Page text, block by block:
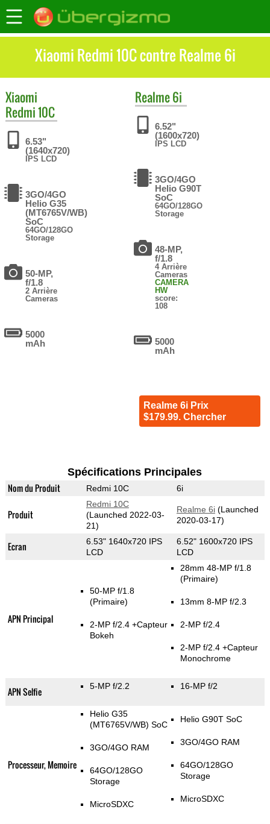
Xiaomi Redmi 10C contre Realme 6i
Xiaomi
Redmi 10C
6.53"
(1640x720)
IPS LCD
3GO/4GO
Helio G35
(MT6765V/WB)
SoC
64GO/128GO
Storage
50-MP,
f/1.8
2 Arrière
Cameras
5000
mAh
Realme6i
6.52"
(1600x720)
IPS LCD
3GO/4GO
Helio G90T
SoC
64GO/128GO
Storage
48-MP,
f/1.8
4 Arrière
Cameras
CAMERA
HW
score:
108
5000
mAh
Realme 6i Prix
$179.99. Chercher
Spécifications Principales
Nom du Produit Redmi 10C 6i
Produit
Redmi 10C
(Launched 2022-03-
21)
Realme 6i(Launched
2020-03-17)
Ecran
6.53" 1640x720 IPS
LCD
6.52" 1600x720 IPS
LCD
APN Principal
50-MP f/1.8
(Primaire)
2-MP f/2.4 +Capteur
Bokeh
28mm 48-MP f/1.8
(Primaire)
13mm 8-MP f/2.3
2-MP f/2.4
2-MP f/2.4 +Capteur
Monochrome
APN Selfie 5-MP f/2.2 16-MP f/2
Processeur, Memoire
Helio G35
(MT6765V/WB) SoC
3GO/4GO RAM
64GO/128GO
Storage
MicroSDXC
Helio G90T SoC
3GO/4GO RAM
64GO/128GO
Storage
MicroSDXC